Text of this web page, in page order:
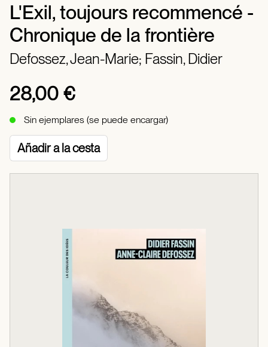
L'Exil, toujours recommencé -
Chronique de la frontière
Defossez, Jean-Marie; Fassin, Didier
28,00 €
Sin ejemplares (se puede encargar)
Añadir a la cesta